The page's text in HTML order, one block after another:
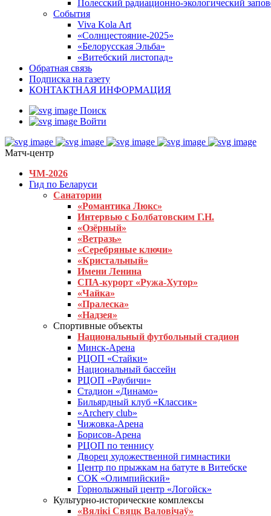
Полесский радиационно-экологический
События
Viva Kola Art
«Солнцестояние-2025»
«Белорусская Эльба»
«Витебский листопад»
Обратная связь
Подписка на газету
КОНТАКТНАЯ ИНФОРМАЦИЯ
Поиск
Войти
Матч-центр
ЧМ-2026
Гид по Беларуси
Санатории
«Романтика Люкс»
Интервью с Болбатовским Г.Н.
«Озёрный»
«Ветразь»
«Серебряные ключи»
«Кристальный»
Имени Ленина
СПА-курорт «Ружа-Хутор»
«Чайка»
«Пралеска»
«Надзея»
Спортивные объекты
Национальный футбольный стадион
Минск-Арена
РЦОП «Стайки»
Национальный бассейн
РЦОП «Раубичи»
Стадион «Динамо»
Бильярдный клуб «Классик»
«Archery club»
Чижовка-Арена
Борисов-Арена
РЦОП по теннису
Дворец художественной гимнастики
Центр по прыжкам на батуте в Витебске
СОК «Олимпийский»
Горнолыжный центр «Логойск»
Культурно-исторические комплексы
«Вялікі Свяцк Валовічаў»